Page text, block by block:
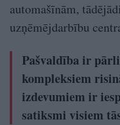
automašīnām,
uzņēmējdarbību
Pašvaldība ir
kompleksiem
izdevumiem ir
satiksmi visiem